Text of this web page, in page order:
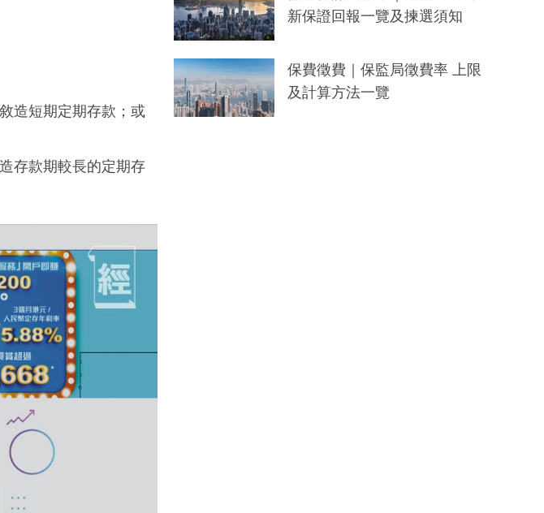
造短期定期存款；或
存款期較長的定期存
新保證回報一覽及揀選須知
保費徵費｜保監局徵費率 上限
及計算方法一覽